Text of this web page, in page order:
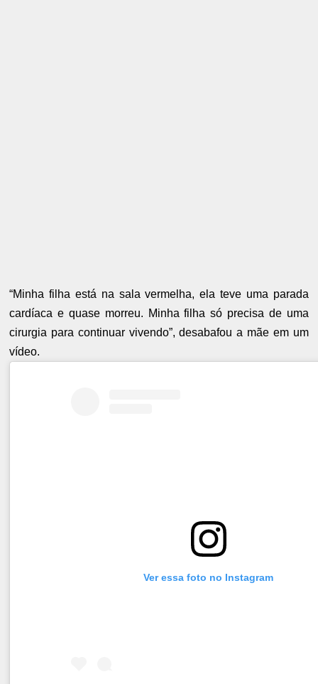
“Minha filha está na sala vermelha, ela teve uma parada
cardíaca e quase morreu. Minha filha só precisa de uma
cirurgia para continuar vivendo”, desabafou a mãe em um
vídeo.
Ver essa foto no Instagram